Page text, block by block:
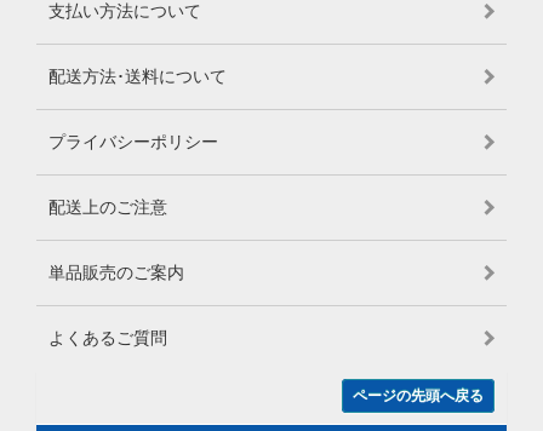
支払い方法について
配送方法･送料について
プライバシーポリシー
配送上のご注意
単品販売のご案内
よくあるご質問
ページの先頭へ戻る